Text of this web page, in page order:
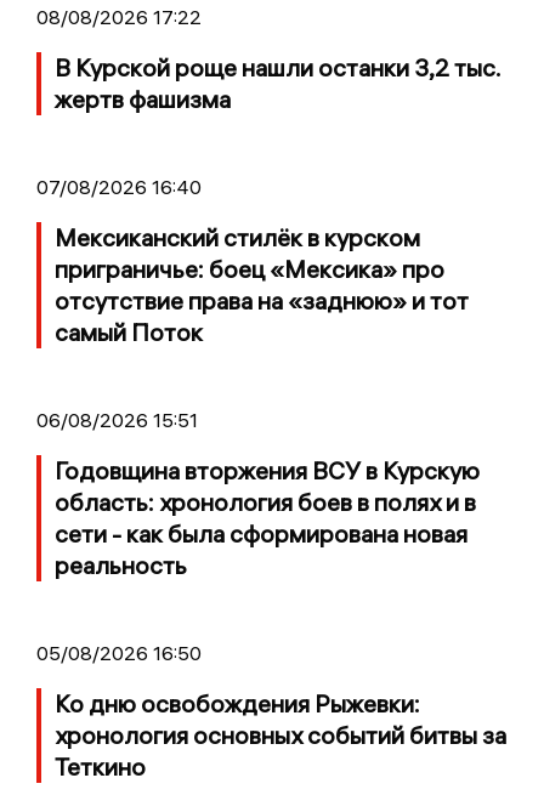
08/08/2026 17:22
В Курской роще нашли останки 3,2 тыс.
жертв фашизма
07/08/2026 16:40
Мексиканский стилёк в курском
приграничье: боец «Мексика» про
отсутствие права на «заднюю» и тот
самый Поток
06/08/2026 15:51
Годовщина вторжения ВСУ в Курскую
область: хронология боев в полях и в
сети - как была сформирована новая
реальность
05/08/2026 16:50
Ко дню освобождения Рыжевки:
хронология основных событий битвы за
Теткино